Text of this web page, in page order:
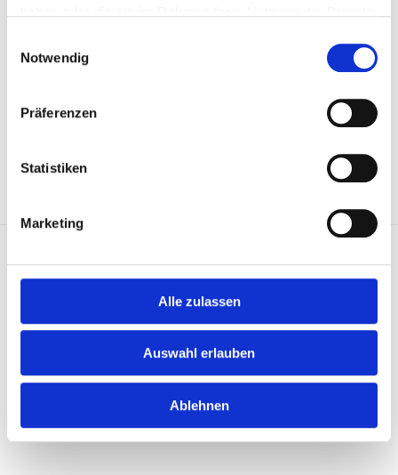
Notwendig
Präferenzen
Statistiken
Marketing
Alle zulassen
Auswahl erlauben
Ablehnen
AGRO Holding GmbH
Deutschland